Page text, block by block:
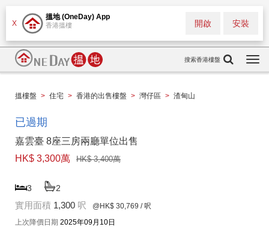
X
搵地 (OneDay) App
香港搵樓 安裝
開啟
搜索香港樓盤
搵樓盤 > 住宅 > 香港的出售樓盤 > 灣仔區 > 渣甸山
已過期
嘉雲臺 8座三房兩廳單位出售
HK$ 3,300萬
HK$ 3,400萬
3 2
實用面積 1,300 呎 @HK$ 30,769 / 呎
上次降價日期 2025年09月10日